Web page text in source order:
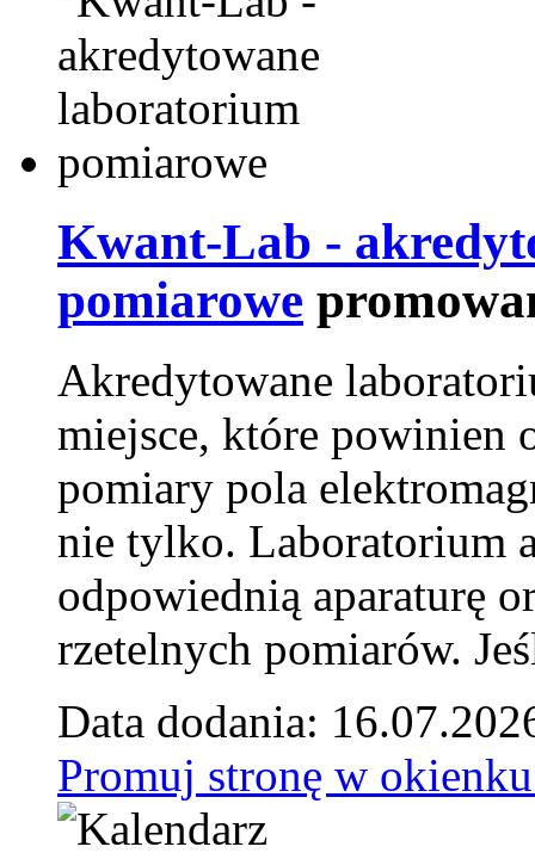
Kwant-Lab -
pomiarowe
Akredytowane
miejsce, które powinien
pomiary pola
nie tylko. Laboratorium
odpowiednią aparaturę
rzetelnych pomiarów.
Data dodania:
Promuj stronę w